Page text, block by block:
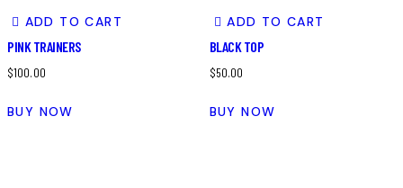
ADD TO CART
PINK TRAINERS
$100.00
BUY NOW
ADD TO CART
BLACK TOP
$50.00
BUY NOW